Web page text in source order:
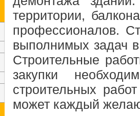
территории,
профессионалов.
выполнимых задач
Строительные
закупки
строительных
может каждый